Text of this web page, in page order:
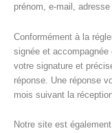
prénom, e-mail,
Conformément à la
signée et accompagnée
votre signature et
réponse. Une réponse
mois suivant la
Notre site est